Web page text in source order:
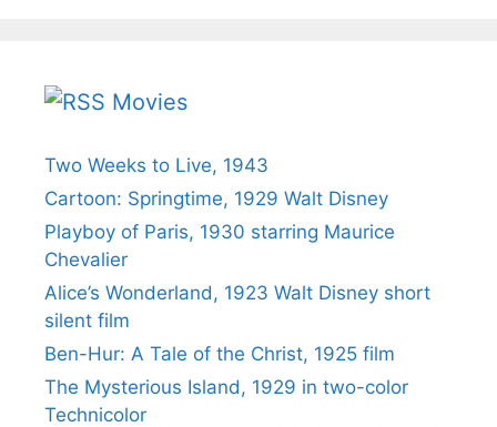
Movies
Two Weeks to Live, 1943
Cartoon: Springtime, 1929 Walt Disney
Playboy of Paris, 1930 starring Maurice
Chevalier
Alice’s Wonderland, 1923 Walt Disney short
silent film
Ben-Hur: A Tale of the Christ, 1925 film
The Mysterious Island, 1929 in two-color
Technicolor